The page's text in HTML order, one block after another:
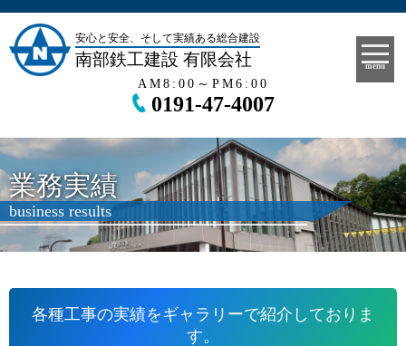
安心と安全、そして実績ある総合建設
南部鉄工建設 有限会社
AM8:00～PM6:00
0191-47-4007
menu
業務実績
business results
各種工事の実績をギャラリーで紹介しておりま
す。